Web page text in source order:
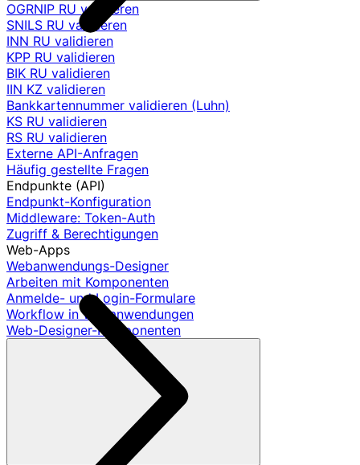
OGRNIP RU validieren
SNILS RU validieren
INN RU validieren
KPP RU validieren
BIK RU validieren
IIN KZ validieren
Bankkartennummer validieren (Luhn)
KS RU validieren
RS RU validieren
Externe API-Anfragen
Häufig gestellte Fragen
Endpunkte (API)
Endpunkt-Konfiguration
Middleware: Token-Auth
Zugriff & Berechtigungen
Web-Apps
Webanwendungs-Designer
Arbeiten mit Komponenten
Anmelde- und Login-Formulare
Workflow in Webanwendungen
Web-Designer-Komponenten